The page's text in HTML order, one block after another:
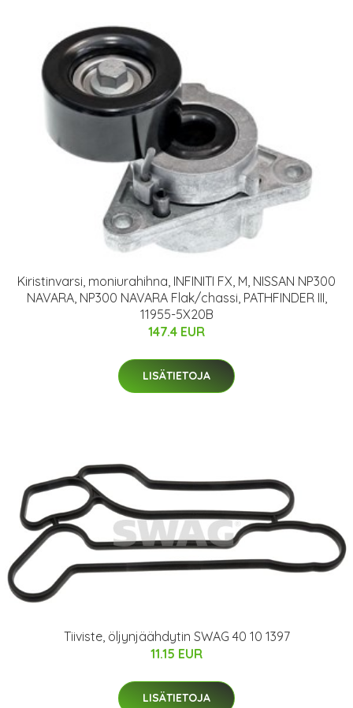
Kiristinvarsi, moniurahihna, INFINITI FX, M, NISSAN NP300
NAVARA, NP300 NAVARA Flak/chassi, PATHFINDER III,
11955-5X20B
147.4 EUR
LISÄTIETOJA
Tiiviste, öljynjäähdytin SWAG 40 10 1397
11.15 EUR
LISÄTIETOJA